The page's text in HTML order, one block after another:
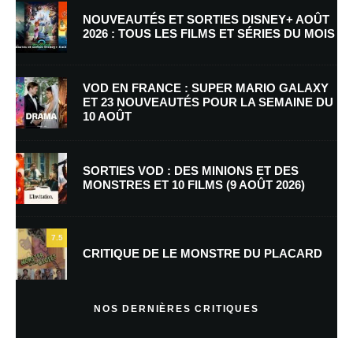
Nom*
E-mail*
Enregistrer mon nom, mon e-mail et mon site dans le navigateur pour
mon prochain commentaire.
Prévenez-moi de tous les nouveaux commentaires par e-mail.
Prévenez-moi de tous les nouveaux articles par e-mail.
NOUVEAUTÉS ET SORTIES DISNEY+ AOÛT
2026 : TOUS LES FILMS ET SÉRIES DU MOIS
VOD EN FRANCE : SUPER MARIO GALAXY
ET 23 NOUVEAUTÉS POUR LA SEMAINE DU
10 AOÛT
SORTIES VOD : DES MINIONS ET DES
MONSTRES ET 10 FILMS (9 AOÛT 2026)
7.5
CRITIQUE DE LE MONSTRE DU PLACARD
NOS DERNIÈRES CRITIQUES